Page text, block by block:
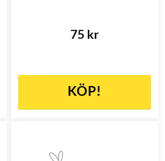
75 kr
KÖP!